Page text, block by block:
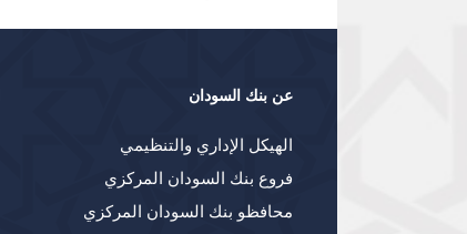
عن بنك السودان
الهيكل الإداري والتنظيمي
فروع بنك السودان المركزي
محافظو بنك السودان المركزي